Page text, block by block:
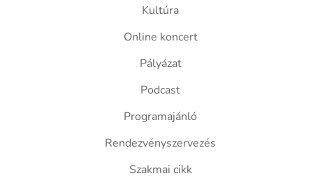
Kultúra
Online koncert
Pályázat
Podcast
Programajánló
Rendezvényszervezés
Szakmai cikk